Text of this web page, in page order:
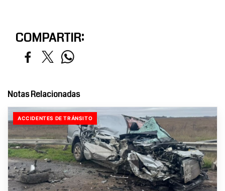
COMPARTIR:
Notas Relacionadas
ACCIDENTES DE TRÁNSITO